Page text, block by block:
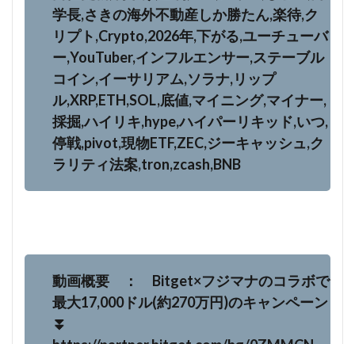
学長,さきの海外不動産しか勝たん,楽待,ク
リプト,Crypto,2026年,下がる,ユーチューバ
ー,YouTuber,インフルエンサー,ステーブル
コイン,イーサリアム,ソラナ,リップ
ル,XRP,ETH,SOL,底値,マイニング,マイナー,
採掘,ハイリキ,hype,ハイパーリキッド,いつ,
停戦,pivot,現物ETF,ZEC,ジーキャッシュ,ク
ラリティ法案,tron,zcash,BNB
動画概要 ： Bitget×フジマナのコラボで
最大17,000ドル(約270万円)のキャンペーン
⏬️